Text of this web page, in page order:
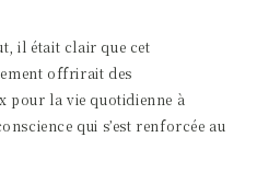
il était clair que cet
offrirait des
pour la vie quotidienne à
qui s’est renforcée au